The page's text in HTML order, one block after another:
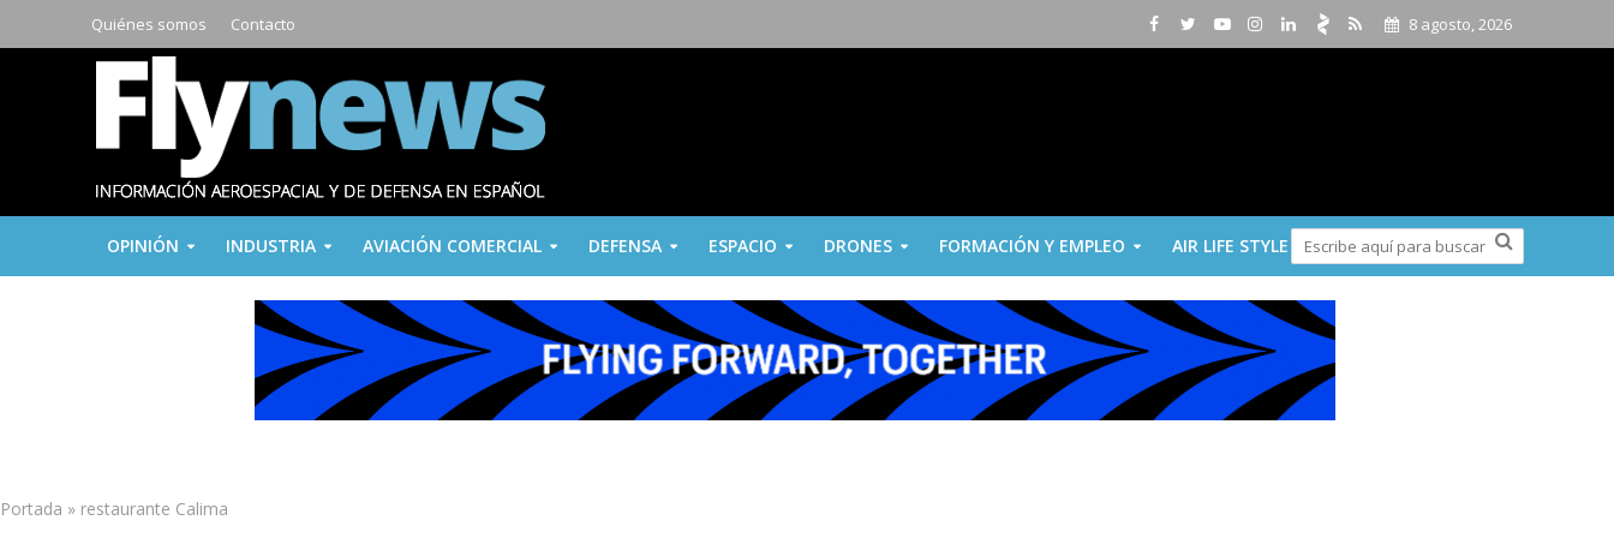
Quiénes somos Contacto 8 agosto, 2026
OPINIÓN INDUSTRIA AVIACIÓN COMERCIAL DEFENSA ESPACIO DRONES FORMACIÓN Y EMPLEO AIR LIFE STYLE
Portada » restaurante Calima